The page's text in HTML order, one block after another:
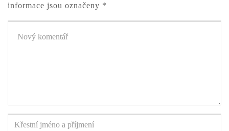
informace jsou označeny *
komentář*
Křestní